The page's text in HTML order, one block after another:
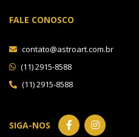
FALE CONOSCO
contato@astroart.com.br
(11) 2915-8588
(11) 2915-8588
SIGA-NOS